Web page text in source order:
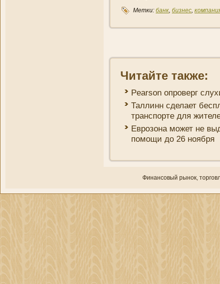
Метки: банк, бизнес,
Читайте также:
Pearson опроверг
Таллинн сделает
транспорте для
Еврозона может не
помощи до 26 ноября
Финансовый рынок,